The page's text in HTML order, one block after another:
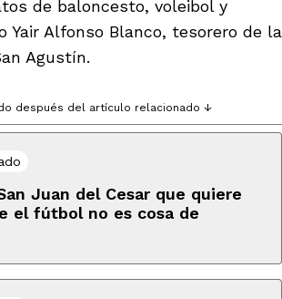
de baloncesto, voleibol y
Yair Alfonso Blanco, tesorero de la
Agustín.
después del artículo relacionado ↓
Juan del Cesar que quiere
el fútbol no es cosa de